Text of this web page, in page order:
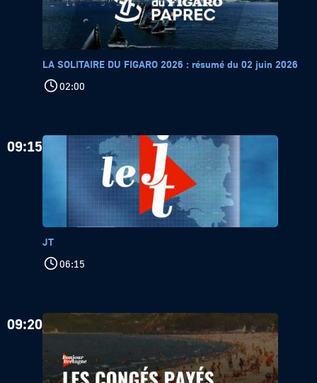
LA SOLITAIRE DU FIGARO 2026 : résumé du 02 juin 2026
02:00
09:15
JT
06:15
09:20